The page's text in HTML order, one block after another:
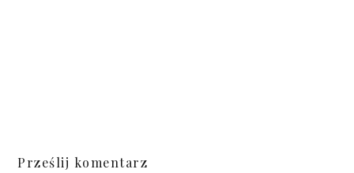
Prześlij komentarz